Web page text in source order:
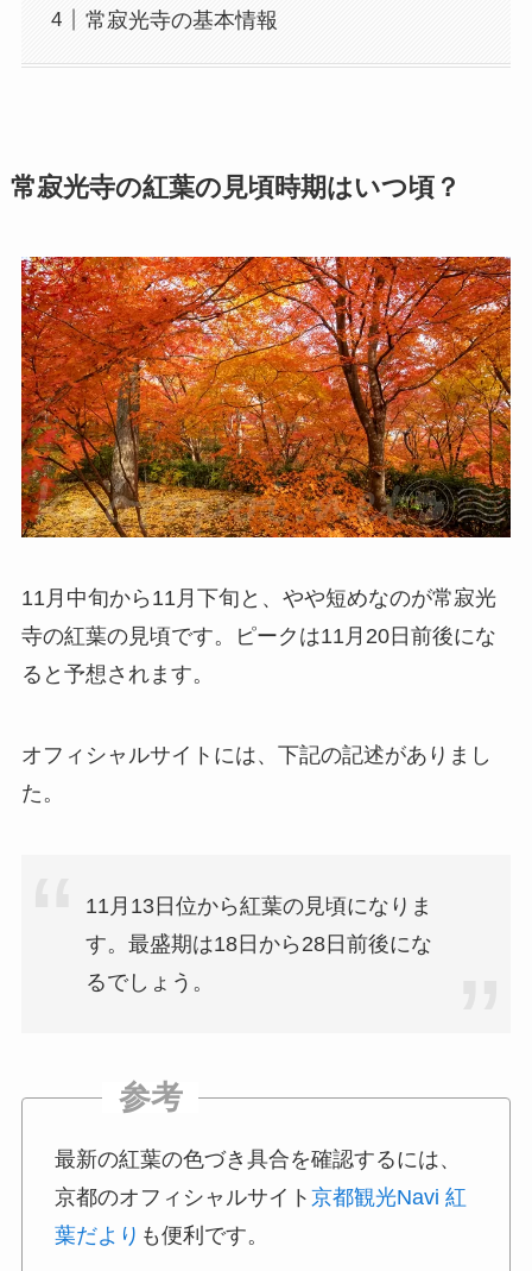
常寂光寺の基本情報
常寂光寺の紅葉の見頃時期はいつ頃？
11月中旬から11月下旬と、やや短めなのが常寂光
寺の紅葉の見頃です。ピークは11月20日前後にな
ると予想されます。
オフィシャルサイトには、下記の記述がありまし
た。
11月13日位から紅葉の見頃になりま
す。最盛期は18日から28日前後にな
るでしょう。
最新の紅葉の色づき具合を確認するには、
京都のオフィシャルサイト 京都観光Navi 紅
葉だより も便利です。